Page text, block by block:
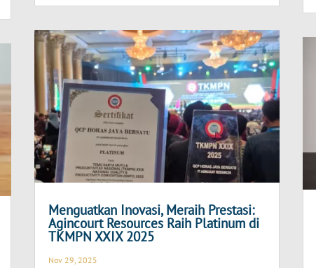
Menguatkan Inovasi, Meraih Prestasi:
Agincourt Resources Raih Platinum di
TKMPN XXIX 2025
Nov 29, 2025